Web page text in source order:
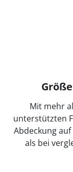
Mit mehr
unterstützten
Abdeckung
als bei